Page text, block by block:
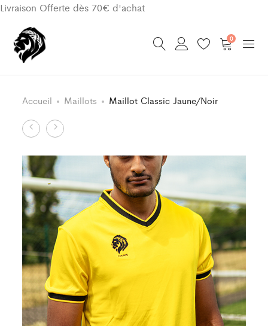
Livraison Offerte dès 70€ d'achat
0
Accueil Maillots Maillot Classic Jaune/Noir
Product
navigation
Maillot
Noir/Blanc
Short
Jaune/Noir
Enfant